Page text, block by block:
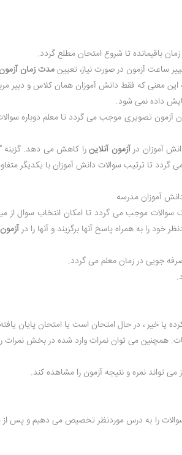
باقیمانده تا شروع امتحان مطلع گردد.
ساعت آزمون در صورت نیاز، تعیینمدت زمان آزمون
معنی که فقط دانش آموزان همان کلاس و دبیر
داده نمی شود.
تصویری موجب می گردد تا معلم دوباره
آموزان درآزمون آنلاینرا کاهش می دهد. گزینه
گردد تا ترتیب سوالات دانش آموزان با یکدیگر
آموزان مدرسه
سوالات موجب می گردد تا امکان انتخاب سوال از
را به همراه پاسخ آنها برگزیند و آنها را در
جویی در زمان معلم می گردد.
یا خیر ، در حال امتحان است یا امتحان پایان
می توان نمرات وارد شده در بخش نمرات را به
تواند نمره و نتیجه آزمون را مشاهده کند.
را به درس موردنظر تخصیص می دهیم و پس از